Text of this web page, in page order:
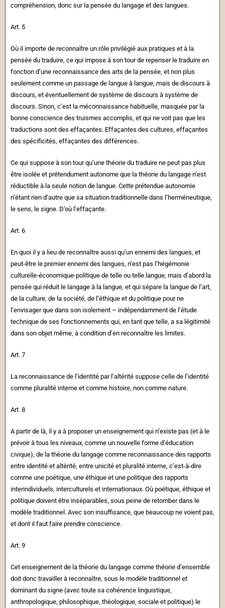
compréhension, donc sur la pensée du langage et des langues.
Art. 5
Où il importe de reconnaître un rôle privilégié aux pratiques et à la
pensée du traduire, ce qui impose à son tour de repenser le traduire en
fonction d’une reconnaissance des arts de la pensée, et non plus
seulement comme un passage de langue à langue, mais de discours à
discours, et éventuellement de système de discours à système de
discours. Sinon, c’est la méconnaissance habituelle, masquée par la
bonne conscience des truismes accomplis, et qui ne voit pas que les
traductions sont des effaçantes. Effaçantes des cultures, effaçantes
des spécificités, effaçantes des différences.
Ce qui suppose à son tour qu’une théorie du traduire ne peut pas plus
être isolée et prétendument autonome que la théorie du langage n’est
réductible à la seule notion de langue. Cette prétendue autonomie
n’étant rien d’autre que sa situation traditionnelle dans l’herméneutique,
le sens, le signe. D’où l’effaçante.
Art. 6
En quoi il y a lieu de reconnaître aussi qu’un ennemi des langues, et
peut-être le premier ennemi des langues, n’est pas l’hégémonie
culturelle-économique-politique de telle ou telle langue, mais d’abord la
pensée qui réduit le langage à la langue, et qui sépare la langue de l’art,
de la culture, de la société, de l’éthique et du politique pour ne
l’envisager que dans son isolement – indépendamment de l’étude
technique de ses fonctionnements qui, en tant que telle, a sa légitimité
dans son objet même, à condition d’en reconnaître les limites.
Art. 7
La reconnaissance de l’identité par l’altérité suppose celle de l’identité
comme pluralité interne et comme histoire, non comme nature.
Art. 8
A partir de là, il y a à proposer un enseignement qui n’existe pas (et à le
prévoir à tous les niveaux, comme un nouvelle forme d’éducation
civique), de la théorie du langage comme reconnaissance des rapports
entre identité et altérité, entre unicité et pluralité interne, c’est-à-dire
comme une poétique, une éthique et une politique des rapports
interindividuels, interculturels et internationaux. Où poétique, éthique et
politique doivent être inséparables, sous peine de retomber dans le
modèle traditionnel. Avec son insuffisance, que beaucoup ne voient pas,
et dont il faut faire prendre conscience.
Art. 9
Cet enseignement de la théorie du langage comme théorie d’ensemble
doit donc travailler à reconnaître, sous le modèle traditionnel et
dominant du signe (avec toute sa cohérence linguistique,
anthropologique, philosophique, théologique, sociale et politique) le